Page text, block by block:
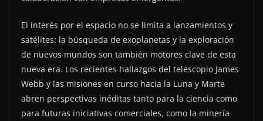
El interés por el espacio no se limita a lanzamientos y
satélites: la búsqueda de exoplanetas y la exploración
de nuevos mundos son también motores clave de esta
nueva era. Los recientes hallazgos del telescopio James
Webb y las misiones en curso hacia la Luna y Marte
abren perspectivas inéditas tanto para la ciencia como
para futuras iniciativas comerciales, como la minería